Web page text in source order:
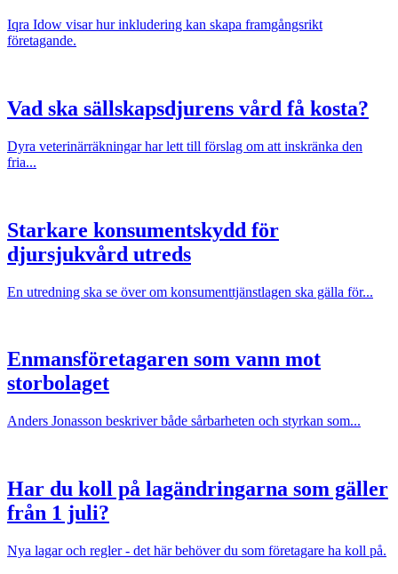
Iqra Idow visar hur inkludering kan skapa framgångsrikt
företagande.
Vad ska sällskapsdjurens vård få kosta?
Dyra veterinärräkningar har lett till förslag om att inskränka den
fria...
Starkare konsumentskydd för
djursjukvård utreds
En utredning ska se över om konsumenttjänstlagen ska gälla för...
Enmansföretagaren som vann mot
storbolaget
Anders Jonasson beskriver både sårbarheten och styrkan som...
Har du koll på lagändringarna som gäller
från 1 juli?
Nya lagar och regler - det här behöver du som företagare ha koll på.